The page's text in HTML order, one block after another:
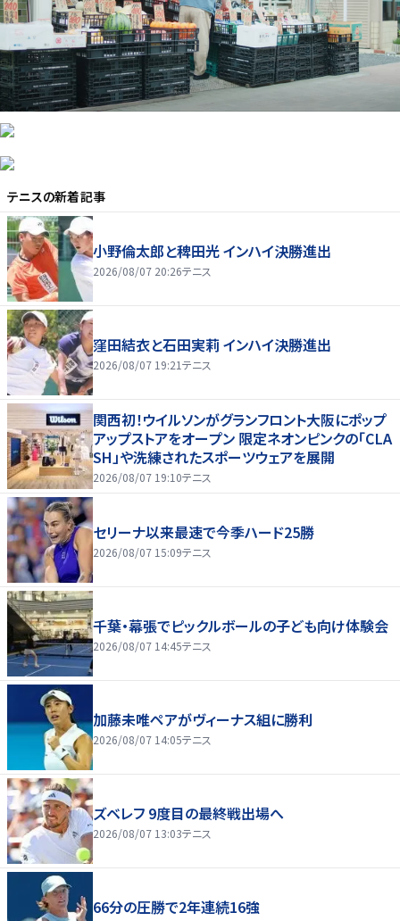
テニスの新着記事
小野倫太郎と稗田光 インハイ決勝進出
2026/08/07 20:26テニス
窪田結衣と石田実莉 インハイ決勝進出
2026/08/07 19:21テニス
関西初！ウイルソンがグランフロント大阪にポップ
アップストアをオープン 限定ネオンピンクの「CLA
SH」や洗練されたスポーツウェアを展開
2026/08/07 19:10テニス
セリーナ以来最速で今季ハード25勝
2026/08/07 15:09テニス
千葉・幕張でピックルボールの子ども向け体験会
2026/08/07 14:45テニス
加藤未唯ペアがヴィーナス組に勝利
2026/08/07 14:05テニス
ズベレフ 9度目の最終戦出場へ
2026/08/07 13:03テニス
66分の圧勝で2年連続16強